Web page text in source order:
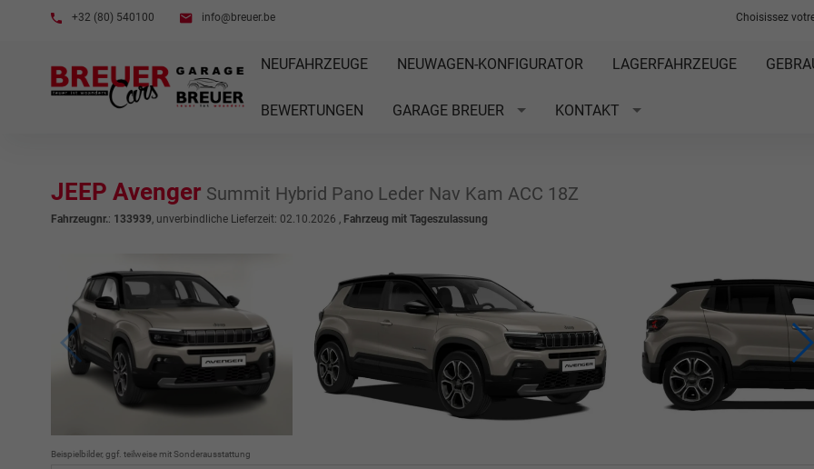
+32 (80) 540100 info@breuer.be Choisissez
NEUFAHRZEUGE NEUWAGEN-KONFIGURATOR LAGERFAHRZEUGE
BEWERTUNGEN GARAGE BREUER KONTAKT
JEEP Avenger Summit Hybrid Pano Leder Nav Kam ACC 18Z
Fahrzeugnr.: 133939, unverbindliche Lieferzeit: 02.10.2026 , Fahrzeug mit Tageszulassung
Beispielbilder, ggf. teilweise mit Sonderausstattung